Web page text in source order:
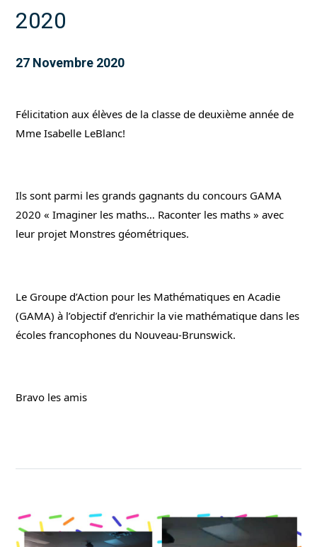
2020
27 Novembre 2020
Félicitation aux élèves de la classe de deuxième année de
Mme Isabelle LeBlanc!
Ils sont parmi les grands gagnants du concours GAMA
2020 « Imaginer les maths… Raconter les maths » avec
leur projet Monstres géométriques.
Le Groupe d’Action pour les Mathématiques en Acadie
(GAMA) à l’objectif d’enrichir la vie mathématique dans les
écoles francophones du Nouveau-Brunswick.
Bravo les amis